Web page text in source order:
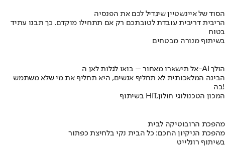
הסוד של איינשטיין שיגדיל לכם את הפנסיה
הריבית דריבית עובדת לטובתכם רק אם תתחילו מוקדם. כך תבנו עתיד
בטוח
בשיתוף מנורה מבטחים
אל תישארו מאחור – בואו לגלות לאן ה-AI הולך
הבינה המלאכותית לא תחליף אנשים, היא תחליף את מי שלא משתמש
בה!
בשיתוף HIT,המכון הטכנולוגי חולון
מהפכת הרובוטיקה לבית
מהפכת הניקיון החכם: כל הבית נקי בלחיצת כפתור
בשיתוף רונלייט